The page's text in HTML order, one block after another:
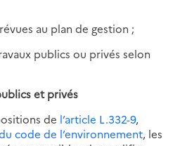
au plan de gestion ;
publics ou privés selon
et privés
de l’article L.332-9,
code de l’environnement, les